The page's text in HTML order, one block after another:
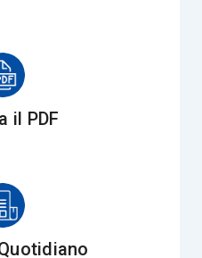
italiana circa il
ritenuta
data
ad interpello n.
il PDF